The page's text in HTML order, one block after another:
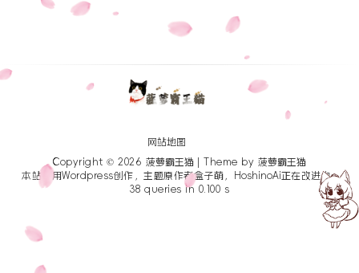
网站地图
Copyright © 2026 菠萝霸王猫| Theme by 菠萝霸王猫
本站使用Wordpress创作，主题原作者盒子萌，
HoshinoAi正在改进中~
38 queries in 0.100 s